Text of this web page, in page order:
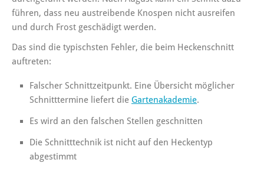
führen, dass neu austreibende Knospen nicht ausreifen
und durch Frost geschädigt werden.
Das sind die typischsten Fehler, die beim Heckenschnitt
auftreten:
Falscher Schnittzeitpunkt. Eine Übersicht möglicher
Schnitttermine liefert die Gartenakademie.
Es wird an den falschen Stellen geschnitten
Die Schnitttechnik ist nicht auf den Heckentyp
abgestimmt